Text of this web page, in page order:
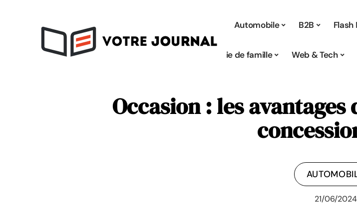
Automobile B2B Flash
Vie de famille Web & Tech
Occasion : les avantages
21/06/2024